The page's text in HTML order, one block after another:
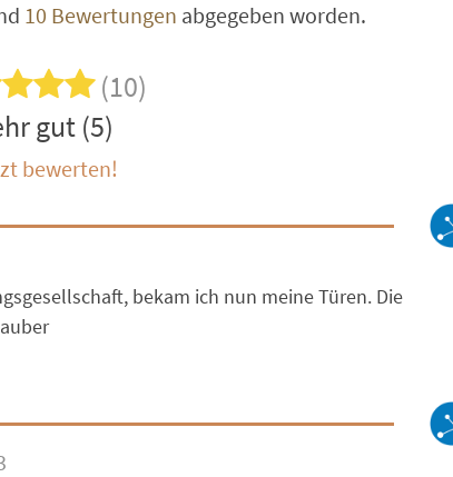
10 Bewertungen abgegeben worden.
(10)
gut (5)
bewerten!
bekam ich nun meine Türen. Die